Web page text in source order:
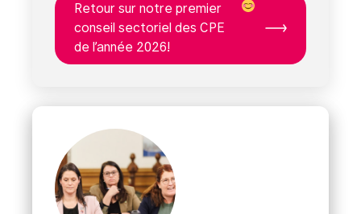
Retour sur notre premier
conseil sectoriel des CPE
de l’année 2026!